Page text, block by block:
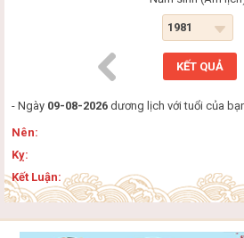
- Ngày 09-08-2026 dương lịch với tuổi của
Nên:
Kỵ:
Kết Luận: